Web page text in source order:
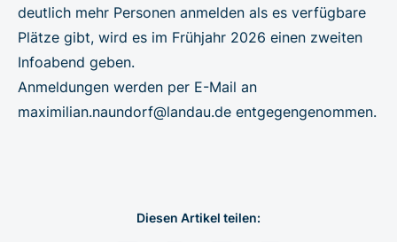
deutlich mehr Personen anmelden als es verfügbare
Plätze gibt, wird es im Frühjahr 2026 einen zweiten
Infoabend geben.
Anmeldungen werden per E-Mail an
maximilian.naundorf@landau.de entgegengenommen.
Diesen Artikel teilen: